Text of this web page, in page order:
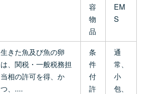
容
物
品
EM
S
生きた魚及び魚の卵
は、関税・一般税務担
当相の許可を得、か
つ、....
条
件
付
許
通
常、
小
包、